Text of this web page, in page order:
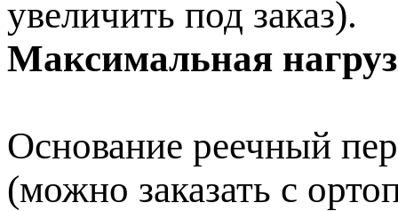
увеличить под заказ).
Максимальная
Основание реечный
(можно заказать с